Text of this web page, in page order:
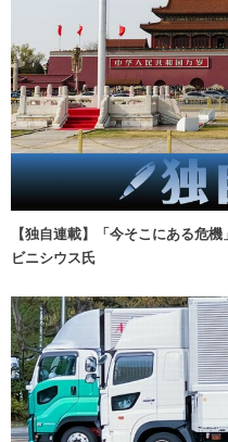
【独自連載】「今そこにある危
ビニシウス氏